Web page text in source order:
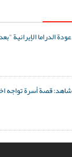
عودة الدراما الإيرانية
شاهد: قصة أسرة تواجه